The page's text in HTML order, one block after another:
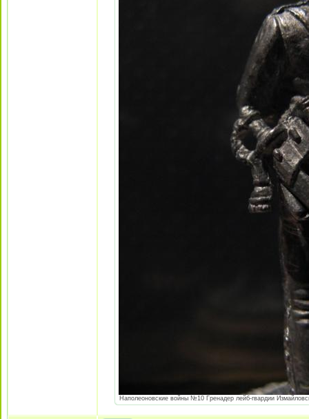
Наполеоновские войны №10 Гренадер лейб-гвардии